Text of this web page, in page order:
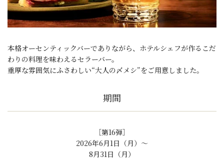
本格オーセンティックバーでありながら、ホテルシェフが作るこだ
わりの料理を味わえるセラーバー。
重厚な雰囲気にふさわしい“大人の〆メシ”をご用意しました。
期間
［第16弾］
2026年6月1日（月）～
8月31日（月）